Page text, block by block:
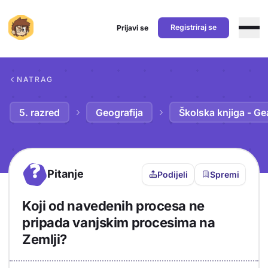
Prijavi se Registriraj se
NATRAG
5. razred Geografija Školska knjiga -
? Pitanje Podijeli Spremi
Koji od navedenih procesa ne
pripada vanjskim procesima na
Zemlji?